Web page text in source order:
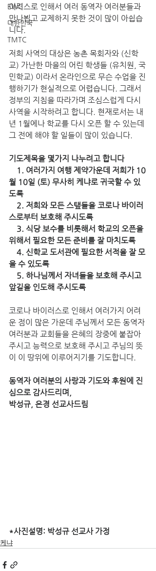
EWC
대한민국
TMTC
이러스로 인해서 여러 동역자 여러분들과
만나뵙고 교제하지 못한 것이 많이 아쉽습
니다.
저희 사역의 대상은 농촌 목회자와 (신학
교) 가난한 마을의 어린 학생들 (유치원, 국
민학교) 이라서 온라인으로 무슨 수업을 진
행하기가 현실적으로 어렵습니다. 그래서
정부의 지침을 따라가며 조심스럽게 다시
사역을 시작하려고 합니다. 현재로서는 내
년 1월에나 학교를 다시 오픈 할 수 있는데
그 전에 해야 할 일들이 많이 있습니다.
기도제목을 몇가지 나누려고 합니다
1. 여러가지 여행 제약가운데 저희가 10
월 10일 (토) 무사히 케냐로 귀국할 수 있
도록
2. 저희와 모든 스탶들을 코로나 바이러
스로부터 보호해 주시도록
3. 식당 보수를 비롯해서 학교의 오픈을
위해서 필요한 모든 준비를 잘 마치도록
4. 신학교 도서관에 필요한 서적을 잘 모
을 수 있도록
5. 하나님께서 자녀들을 보호해 주시고
앞길을 인도해 주시도록
코로나 바이러스로 인해서 여러가지 어려
운 점이 많은 가운데 주님께서 모든 동역자
여러분과 교회들을 은혜의 장중에 붙잡아
주시고 능력으로 보호해 주시고 주님의 뜻
이 이 땅위에 이루어지기를 기도합니다.
동역자 여러분의 사랑과 기도와 후원에 진
심으로 감사드리며,
박성규, 은경 선교사드림
*사진설명: 박성규 선교사 가정
케냐